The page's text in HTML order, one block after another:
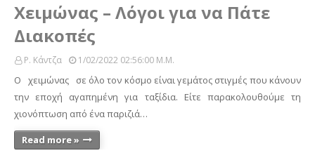
Χειμώνας – Λόγοι για να Πάτε
Διακοπές
Ρ. Κάντζα 1/02/2022 02:56:00 Μ.μ.
Ο χειμώνας σε όλο τον κόσμο είναι γεμάτος στιγμές που κάνουν
την εποχή αγαπημένη για ταξίδια. Είτε παρακολουθούμε τη
χιονόπτωση από ένα παριζιά…
Read more »